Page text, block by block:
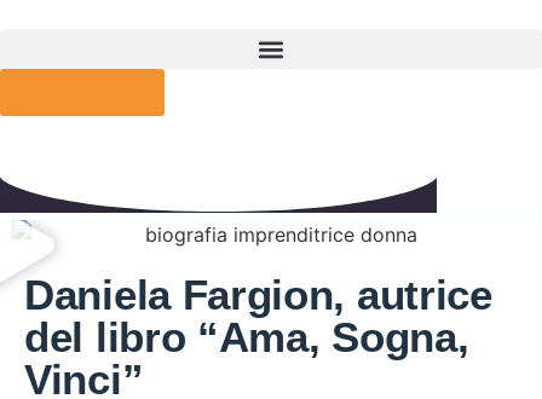
Daniela Fargion, autrice
del libro “Ama, Sogna,
Vinci”